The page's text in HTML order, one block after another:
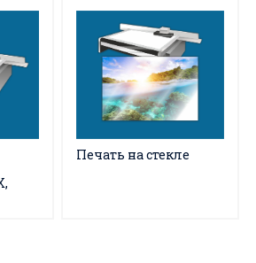
Печать на стекле